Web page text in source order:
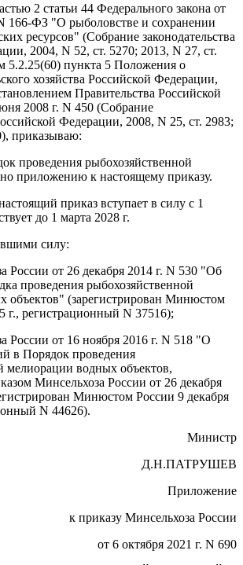
2 статьи 44 Федерального закона от
166-ФЗ "О рыболовстве и сохранении
ресурсов" (Собрание законодательства
2004, N 52, ст. 5270; 2013, N 27, ст.
5.2.25(60) пункта 5 Положения о
хозяйства Российской Федерации,
Правительства Российской
2008 г. N 450 (Собрание
Федерации, 2008, N 25, ст. 2983;
приказываю:
проведения рыбохозяйственной
приложению к настоящему приказу.
приказ вступает в силу с 1
до 1 марта 2028 г.
силу:
России от 26 декабря 2014 г. N 530 "Об
проведения рыбохозяйственной
объектов" (зарегистрирован Минюстом
г., регистрационный N 37516);
России от 16 ноября 2016 г. N 518 "О
в Порядок проведения
мелиорации водных объектов,
Минсельхоза России от 26 декабря
Минюстом России 9 декабря
N 44626).
Министр
Д.Н.ПАТРУШЕВ
Приложение
к приказу Минсельхоза России
от 6 октября 2021 г. N 690